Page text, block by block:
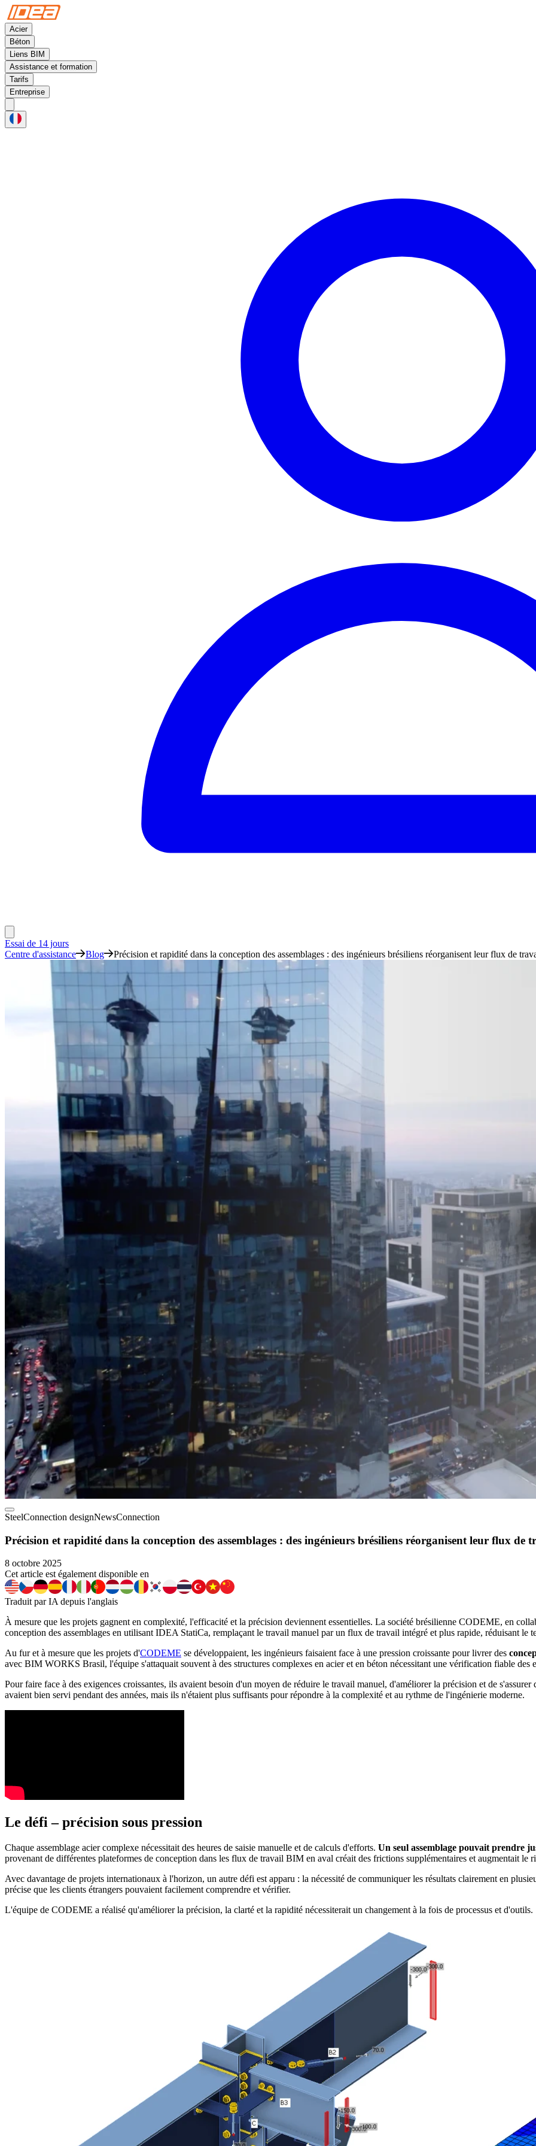
Acier
Béton
Liens BIM
Assistance et formation
Tarifs
Entreprise
Essai de 14 jours
Centre d'assistance
Blog Précision et rapidité dans la conception des assemblages : des ingénieurs brésiliens réorganisent leur flux de
SteelConnection designNewsConnection
Précision et rapidité dans la conception des assemblages : des ingénieurs brésiliens réorganisent leur flux de
8 octobre 2025
Cet article est également disponible en
Traduit par IA depuis l'anglais
À mesure que les projets gagnent en complexité, l'efficacité et la précision deviennent essentielles. La société brésilienne CODEME, en
conception des assemblages en utilisant IDEA StatiCa, remplaçant le travail manuel par un flux de travail intégré et plus rapide, réduisant le
Au fur et à mesure que les projets d'CODEME se développaient, les ingénieurs faisaient face à une pression croissante pour livrer des
avec BIM WORKS Brasil, l'équipe s'attaquait souvent à des structures complexes en acier et en béton nécessitant une vérification fiable des
Pour faire face à des exigences croissantes, ils avaient besoin d'un moyen de réduire le travail manuel, d'améliorer la précision et de
avaient bien servi pendant des années, mais ils n'étaient plus suffisants pour répondre à la complexité et au rythme de l'ingénierie moderne.
Le défi – précision sous pression
Chaque assemblage acier complexe nécessitait des heures de saisie manuelle et de calculs d'efforts. Un seul assemblage pouvait prendre
provenant de différentes plateformes de conception dans les flux de travail BIM en aval créait des frictions supplémentaires et augmentait le
Avec davantage de projets internationaux à l'horizon, un autre défi est apparu : la nécessité de communiquer les résultats clairement en
précise que les clients étrangers pouvaient facilement comprendre et vérifier.
L'équipe de CODEME a réalisé qu'améliorer la précision, la clarté et la rapidité nécessiterait un changement à la fois de processus et d'outils.